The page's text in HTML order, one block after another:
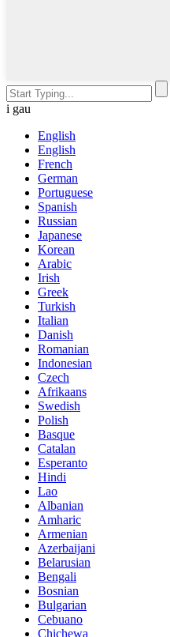
i gau
English
English
French
German
Portuguese
Spanish
Russian
Japanese
Korean
Arabic
Irish
Greek
Turkish
Italian
Danish
Romanian
Indonesian
Czech
Afrikaans
Swedish
Polish
Basque
Catalan
Esperanto
Hindi
Lao
Albanian
Amharic
Armenian
Azerbaijani
Belarusian
Bengali
Bosnian
Bulgarian
Cebuano
Chichewa